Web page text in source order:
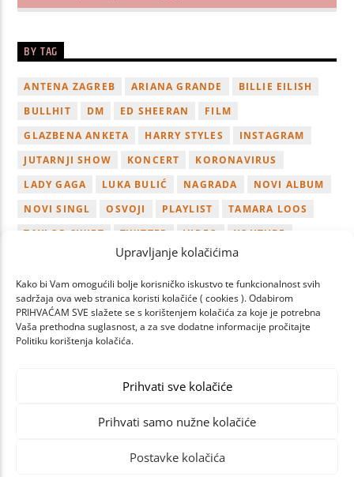
Upravljanje kolačićima
Kako bi Vam omogućili bolje korisničko iskustvo te funkcionalnost svih
sadržaja ova web stranica koristi kolačiće ( cookies ). Odabirom
PRIHVAĆAM SVE slažete se s korištenjem kolačića za koje je potrebna
Vaša prethodna suglasnost, a za sve dodatne informacije pročitajte
Politiku korištenja kolačića.
Prihvati sve kolačiće
Prihvati samo nužne kolačiće
Postavke kolačića
BY TAG
ANTENA ZAGREB ARIANA GRANDE
BILLIE EILISH
BULLHIT
DM ED SHEERAN
FILM
GLAZBENA ANKETA
HARRY STYLES
INSTAGRAM
JUTARNJI SHOW
KONCERT
KORONAVIRUS
LADY GAGA
LUKA BULIĆ NAGRADA
NOVI ALBUM
NOVI SINGL
OSVOJI PLAYLIST
TAMARA LOOS
TAYLOR SWIFT
TWITTER VIDEO
YOUTUBE